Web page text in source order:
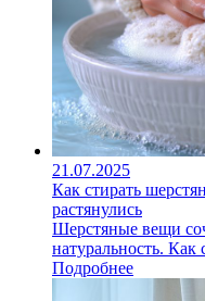
21.07.2025
Как стирать
растянулись
Шерстяные вещи
натуральность. Как
Подробнее